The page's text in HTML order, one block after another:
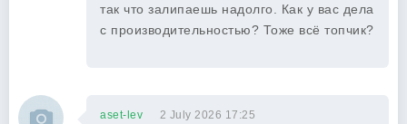
так что залипаешь надолго. Как у вас дела
с производительностью? Тоже всё топчик?
aset-lev 2 July 2026 17:25